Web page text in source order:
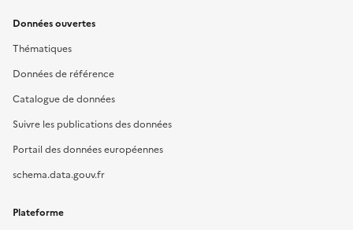
Données ouvertes
Thématiques
Données de référence
Catalogue de données
Suivre les publications des données
Portail des données européennes
schema.data.gouv.fr
Plateforme